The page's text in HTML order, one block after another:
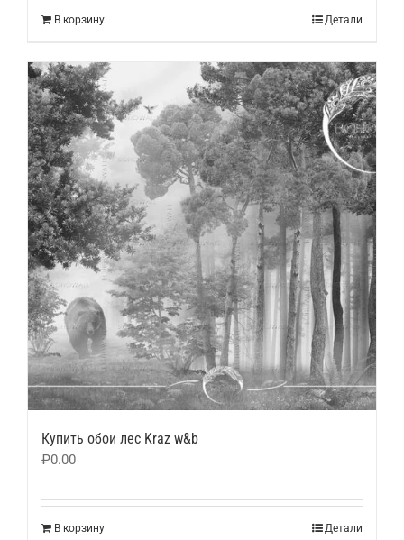
В корзину Детали
Купить обои лес Kraz w&b
₽0.00
В корзину Детали